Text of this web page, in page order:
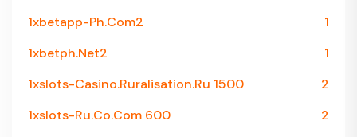
1xbetapp-Ph.com2
1
1xbetph.net2
1
1xslots-Casino.ruralisation.ru 1500
2
1xslots-Ru.co.com 600
2